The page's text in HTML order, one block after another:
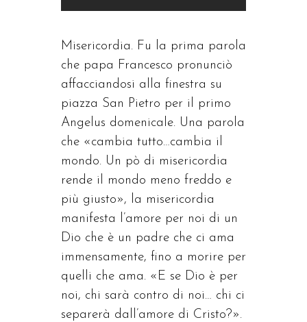
Misericordia. Fu la prima parola
che papa Francesco pronunciò
affacciandosi alla finestra su
piazza San Pietro per il primo
Angelus domenicale. Una parola
che «cambia tutto…cambia il
mondo. Un pò di misericordia
rende il mondo meno freddo e
più giusto», la misericordia
manifesta l’amore per noi di un
Dio che è un padre che ci ama
immensamente, fino a morire per
quelli che ama. «E se Dio è per
noi, chi sarà contro di noi… chi ci
separerà dall’amore di Cristo?».